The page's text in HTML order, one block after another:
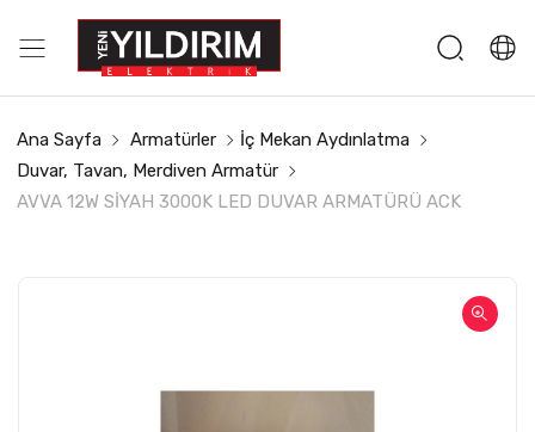
Ana Sayfa Armatürler
İç Mekan Aydınlatma
Duvar, Tavan, Merdiven Armatür
AVVA 12W SİYAH 3000K LED DUVAR ARMATÜRÜ ACK